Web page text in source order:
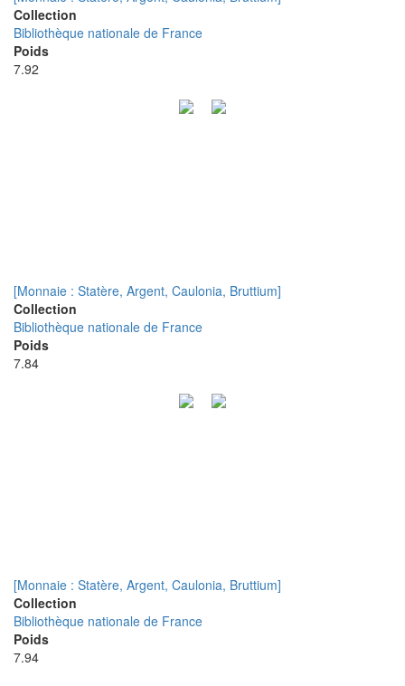
Collection
Bibliothèque nationale de France
Poids
7.92
[Monnaie : Statère, Argent, Caulonia, Bruttium]
Collection
Bibliothèque nationale de France
Poids
7.84
[Monnaie : Statère, Argent, Caulonia, Bruttium]
Collection
Bibliothèque nationale de France
Poids
7.94